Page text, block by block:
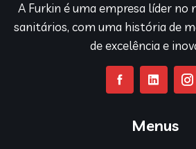
A Furkin é uma empresa líder no
sanitários, com uma história de
de excelência e
Menus